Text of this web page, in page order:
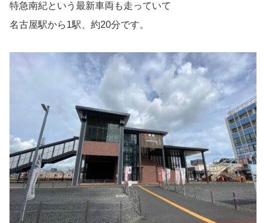
特急南紀という最新車両も走っていて
名古屋駅から1駅、約20分です。